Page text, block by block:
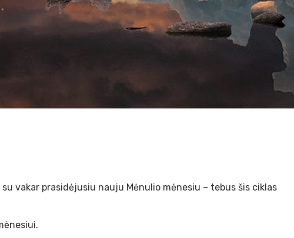
vakar prasidėjusiu nauju Mėnulio mėnesiu – tebus šis ciklas